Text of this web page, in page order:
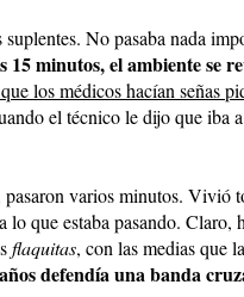
No pasaba nada
15 minutos, el ambiente se
los médicos hacían señas
el técnico le dijo que iba
varios minutos. Vivió
lo que estaba pasando. Claro,
flaquitas, con las medias que
defendía una banda